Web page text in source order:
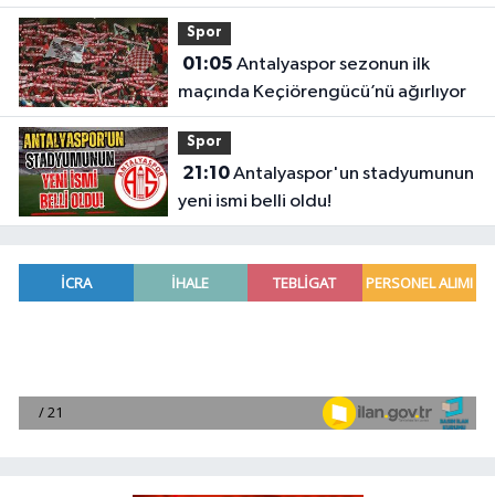
belli oldu
Spor
01:05
maçında Keçiörengücü’nü ağırlıyor
Spor
21:10Antalyaspor'un stadyumunun
yeni ismi belli oldu!